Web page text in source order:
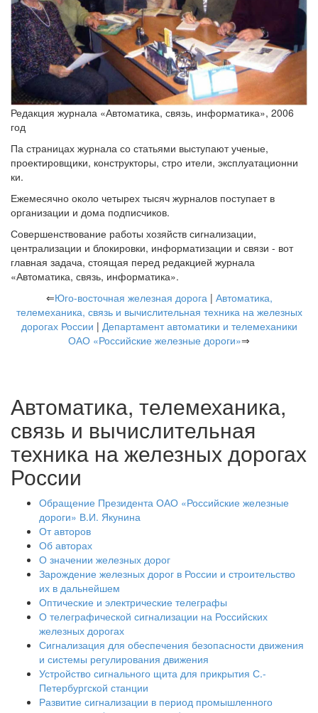
Редакция журнала «Автоматика, связь, информатика», 2006
год
Па страницах журнала со статьями выступают ученые,
проектировщики, конструкторы, стро ители, эксплуатационни
ки.
Ежемесячно около четырех тысяч журналов поступает в
организации и дома подписчиков.
Совершенствование работы хозяйств сигнализации,
централизации и блокировки, информатизации и связи - вот
главная задача, стоящая перед редакцией журнала
«Автоматика, связь, информатика».
⇐Юго-восточная железная дорога| Автоматика,
телемеханика, связь и вычислительная техника на железных
дорогах России | Департамент автоматики и телемеханики
ОАО «Российские железные дороги»⇒
Автоматика, телемеханика,
связь и вычислительная
техника на железных дорогах
России
Обращение Президента ОАО «Российские железные
дороги» В.И. Якунина
От авторов
Об авторах
О значении железных дорог
Зарождение железных дорог в России и строительство
их в дальнейшем
Оптические и электрические телеграфы
О телеграфической сигнализации на Российских
железных дорогах
Сигнализация для обеспечения безопасности движения
и системы регулирования движения
Устройство сигнального щита для прикрытия С.-
Петербургской станции
Развитие сигнализации в период промышленного